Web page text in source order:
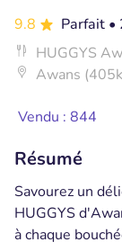
9.8 Parfait •
HUGGYS
Awans
Vendu : 844
Résumé
Savourez un
HUGGYS
à chaque